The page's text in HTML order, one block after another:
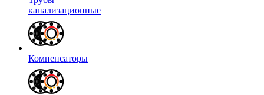
канализационные
Компенсаторы